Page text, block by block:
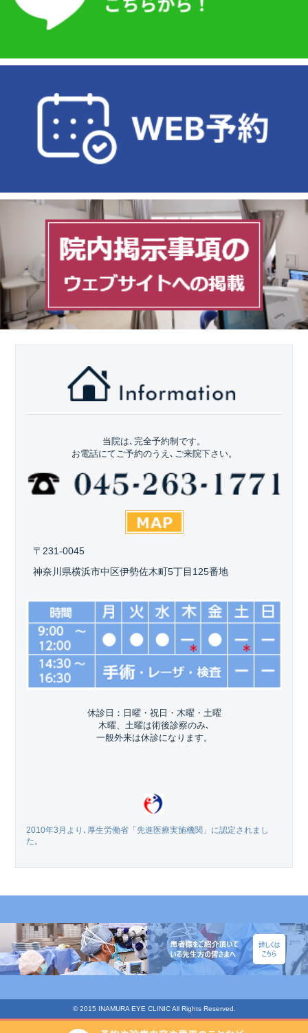
当院は､完全予約制です。
お電話にてご予約のうえ､ご来院下さい。
〒231-0045
神奈川県横浜市中区伊勢佐木町5丁目125番地
休診日：日曜・祝日・木曜・土曜
木曜、土曜は術後診察のみ､
一般外来は休診になります。
2010年3月より､厚生労働省「先進医療実施機関」に認定されまし
た。
© 2015 INAMURA EYE CLINIC All Rights Reserved.